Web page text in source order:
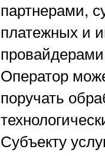
партнерами,
платежных и
Оператор
поручать
Субъекту